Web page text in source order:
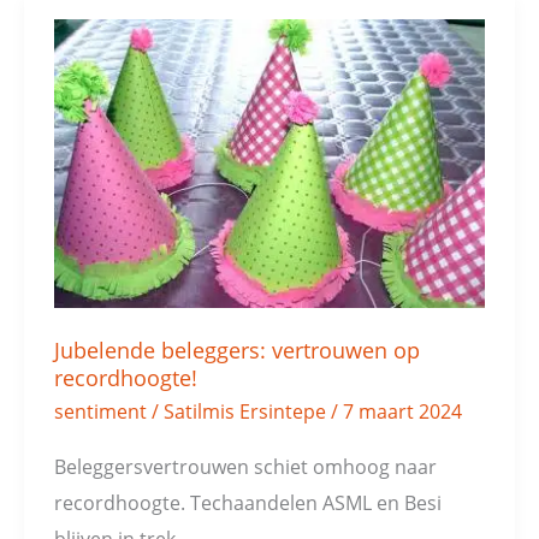
Jubelende beleggers: vertrouwen op
recordhoogte!
sentiment/Satilmis Ersintepe/7 maart 2024
Beleggersvertrouwen schiet omhoog naar
recordhoogte. Techaandelen ASML en Besi
Jubelende
beleggers:
vertrouwen
op
recordhoogte!